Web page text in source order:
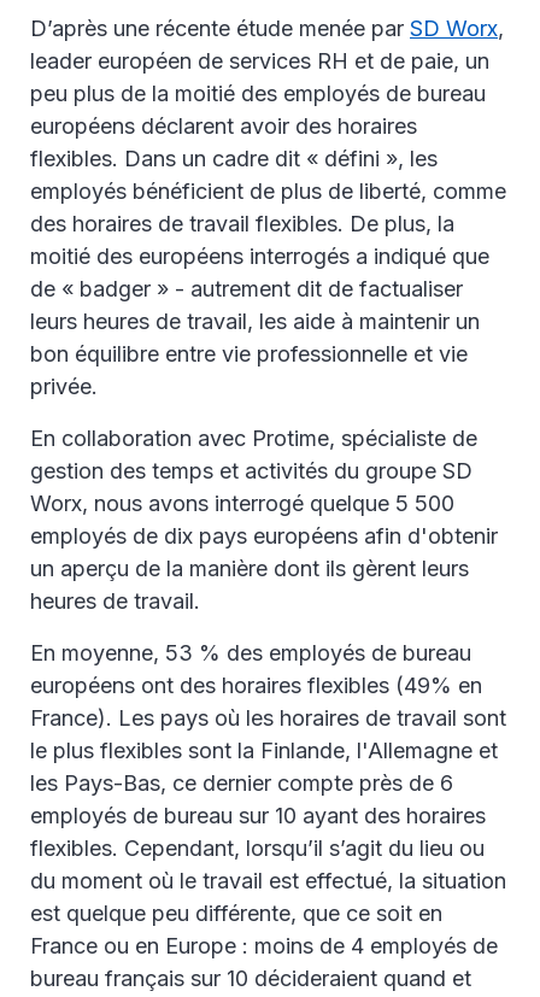
D’après une récente étude menée par SD Worx,
leader européen de services RH et de paie, un
peu plus de la moitié des employés de bureau
européens déclarent avoir des horaires
flexibles. Dans un cadre dit « défini », les
employés bénéficient de plus de liberté, comme
des horaires de travail flexibles. De plus, la
moitié des européens interrogés a indiqué que
de « badger » - autrement dit de factualiser
leurs heures de travail, les aide à maintenir un
bon équilibre entre vie professionnelle et vie
privée.
En collaboration avec Protime, spécialiste de
gestion des temps et activités du groupe SD
Worx, nous avons interrogé quelque 5 500
employés de dix pays européens afin d'obtenir
un aperçu de la manière dont ils gèrent leurs
heures de travail.
En moyenne, 53 % des employés de bureau
européens ont des horaires flexibles (49% en
France). Les pays où les horaires de travail sont
le plus flexibles sont la Finlande, l'Allemagne et
les Pays-Bas, ce dernier compte près de 6
employés de bureau sur 10 ayant des horaires
flexibles. Cependant, lorsqu’il s’agit du lieu ou
du moment où le travail est effectué, la situation
est quelque peu différente, que ce soit en
France ou en Europe : moins de 4 employés de
bureau français sur 10 décideraient quand et